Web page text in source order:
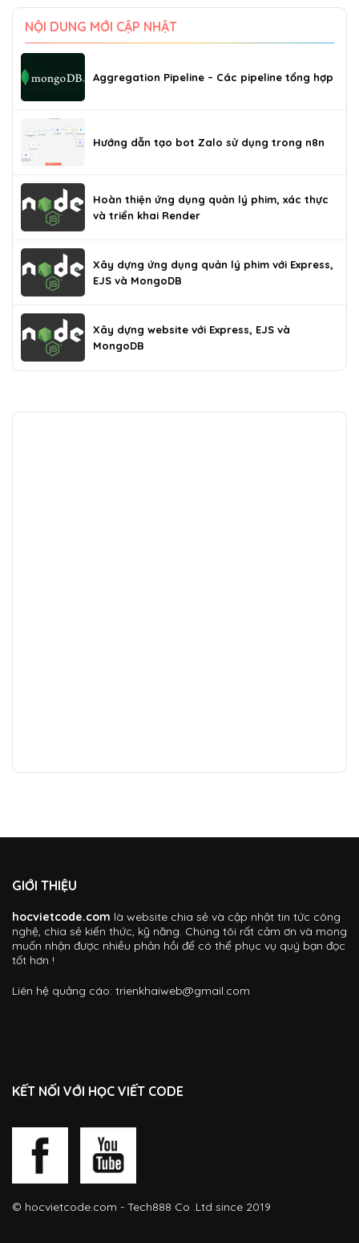
NỘI DUNG MỚI CẬP NHẬT
Aggregation Pipeline – Các pipeline tổng hợp
Hướng dẫn tạo bot Zalo sử dụng trong n8n
Hoàn thiện ứng dụng quản lý phim, xác thực
và triển khai Render
Xây dựng ứng dụng quản lý phim với Express,
EJS và MongoDB
Xây dựng website với Express, EJS và
MongoDB
GIỚI THIỆU
hocvietcode.com là website chia sẻ và cập nhật tin tức công
nghệ, chia sẻ kiến thức, kỹ năng. Chúng tôi rất cảm ơn và mong
muốn nhận được nhiều phản hồi để có thể phục vụ quý bạn đọc
tốt hơn !
Liên hệ quảng cáo: trienkhaiweb@gmail.com
KẾT NỐI VỚI HỌC VIẾT CODE
© hocvietcode.com - Tech888 Co .Ltd since 2019